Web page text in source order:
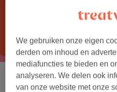
Sorteer op Elke prijs
We gebruiken onze eigen
derden om inhoud en
mediafuncties te bieden en
analyseren. We delen ook
van onze website met onze